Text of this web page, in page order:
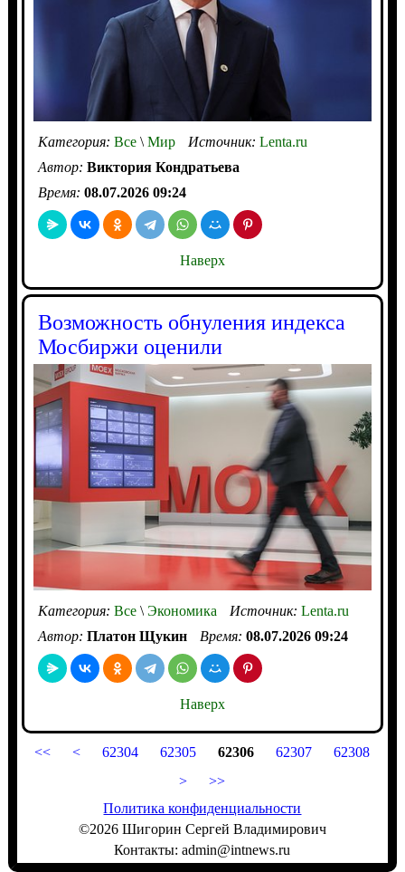
Категория: Все\Мир Источник: Lenta.ru
Автор: Виктория Кондратьева
Время: 08.07.2026 09:24
Наверх
Возможность обнуления индекса
Мосбиржи оценили
Категория: Все\Экономика Источник: Lenta.ru
Автор: Платон Щукин Время: 08.07.2026 09:24
Наверх
<< < 62304 62305 62306 62307
62308
>
>>
Политика конфиденциальности
©2026 Шигорин Сергей Владимирович
Контакты: admin@intnews.ru